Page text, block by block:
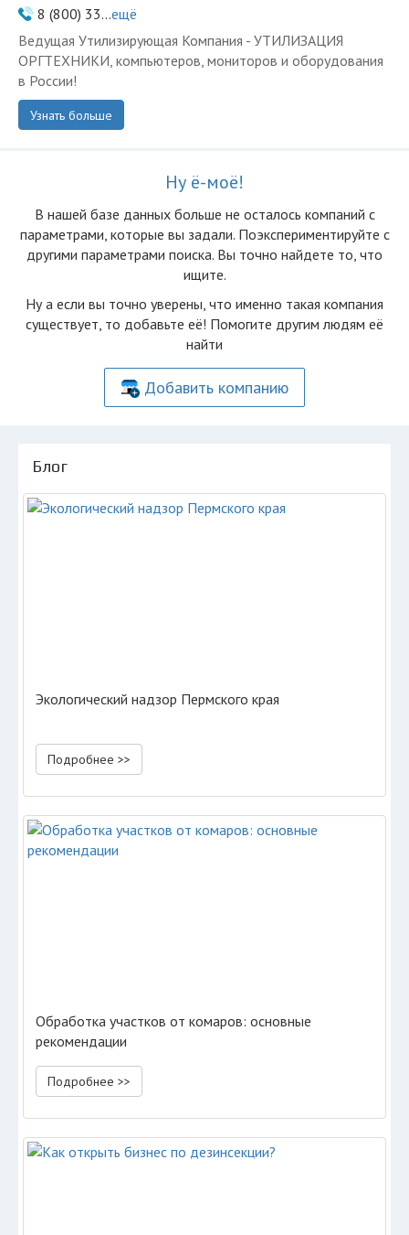
8 (800) 33...ещё
Ведущая Утилизирующая Компания - УТИЛИЗАЦИЯ
ОРГТЕХНИКИ, компьютеров, мониторов и оборудования
в России!
Узнать больше
Ну ё-моё!
В нашей базе данных больше не осталоcь компаний с
параметрами, которые вы задали. Поэкспериментируйте с
другими параметрами поиска. Вы точно найдете то, что
ищите.
Ну а если вы точно уверены, что именно такая компания
существует, то добавьте её! Помогите другим людям её
найти
Добавить компанию
Блог
Экологический надзор Пермского края
Подробнее >>
Обработка участков от комаров: основные
рекомендации
Подробнее >>